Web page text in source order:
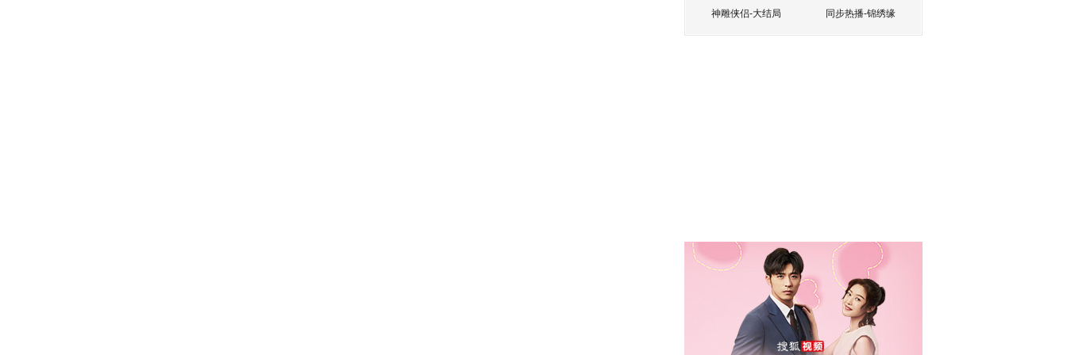
神雕侠侣-大结局 同步热播-锦绣缘